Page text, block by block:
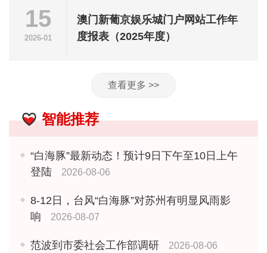
15
2026-01
澳门新葡京娱乐城门户网站工作年
度报表（2025年度）
查看更多 >>
智能推荐
“白海豚”最新动态！预计9日下午至10日上午
登陆
2026-08-06
8-12日，台风“白海豚”对苏州有明显风雨影
响
2026-08-07
范波到市委社会工作部调研 2026-08-06